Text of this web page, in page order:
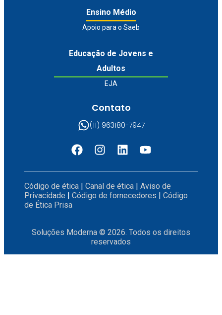
Ensino Médio
Apoio para o Saeb
Educação de Jovens e
Adultos
EJA
Contato
(11) 963180-7947
Código de ética |Canal de ética |Aviso de
Privacidade
|Código de fornecedores |Código
de Ética Prisa
Soluções Moderna © 2026. Todos os direitos
reservados